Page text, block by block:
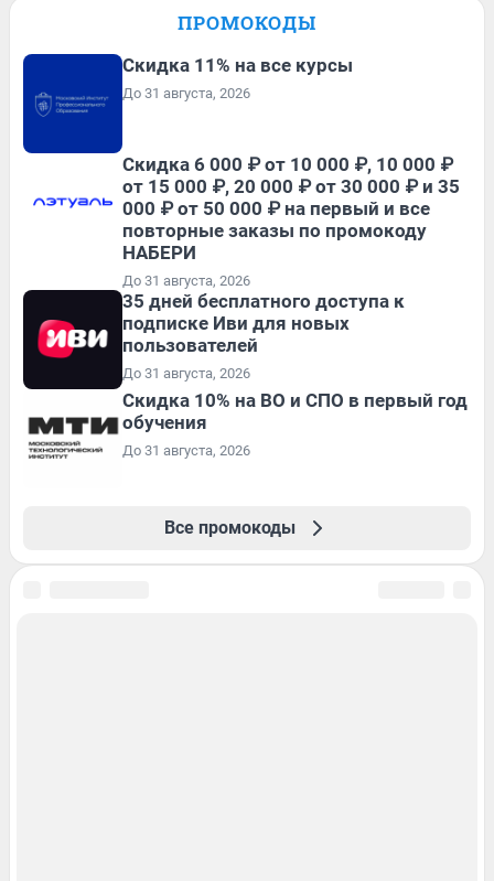
ПРОМОКОДЫ
Скидка 11% на все курсы
До 31 августа, 2026
Скидка 6 000 ₽ от 10 000 ₽, 10 000 ₽
от 15 000 ₽, 20 000 ₽ от 30 000 ₽ и 35
000 ₽ от 50 000 ₽ на первый и все
повторные заказы по промокоду
НАБЕРИ
До 31 августа, 2026
35 дней бесплатного доступа к
подписке Иви для новых
пользователей
До 31 августа, 2026
Скидка 10% на ВО и СПО в первый год
обучения
До 31 августа, 2026
Все промокоды